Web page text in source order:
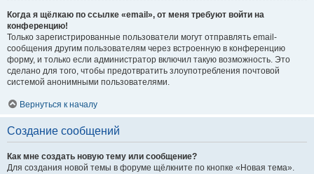
Когда я щёлкаю по ссылке «email», от меня требуют войти на
конференцию!
Только зарегистрированные пользователи могут отправлять email-
сообщения другим пользователям через встроенную в конференцию
форму, и только если администратор включил такую возможность. Это
сделано для того, чтобы предотвратить злоупотребления почтовой
системой анонимными пользователями.
Вернуться к началу
Создание сообщений
Как мне создать новую тему или сообщение?
Для создания новой темы в форуме щёлкните по кнопке «Новая тема».